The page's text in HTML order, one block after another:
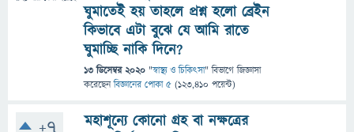
ঘুমাতেই হয় তাহলে প্রশ্ন হলো ব্রেইন
কিভাবে এটা বুঝে যে আমি রাতে
ঘুমাচ্ছি নাকি দিনে?
13 ডিসেম্বর 2020 "স্বাস্থ্য ও চিকিৎসা" বিভাগে জিজ্ঞাসা
করেছেনবিজ্ঞানের পোকা ৫ (123,410 পয়েন্ট)
মহাশূন্যে কোনো গ্রহ বা নক্ষত্রের